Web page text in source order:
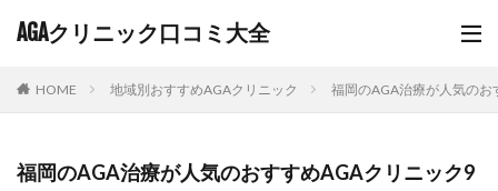
AGAクリニック口コミ大全
HOME 地域別おすすめAGAクリニック 福岡のAGA治療が人気の
福岡のAGA治療が人気のおすすめAGAクリニック9